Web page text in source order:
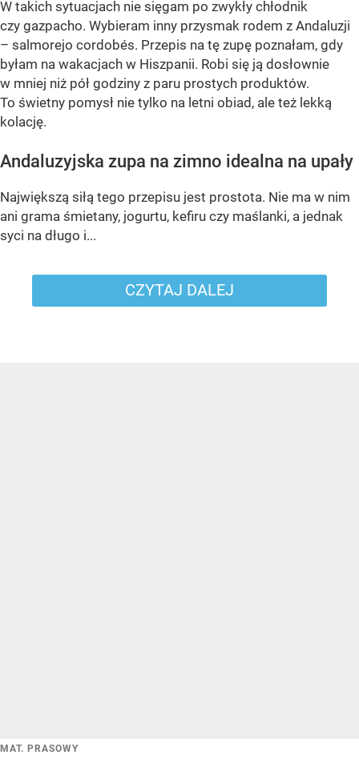
W takich sytuacjach nie sięgam po zwykły chłodnik
czy gazpacho. Wybieram inny przysmak rodem z Andaluzji
– salmorejo cordobés. Przepis na tę zupę poznałam, gdy
byłam na wakacjach w Hiszpanii. Robi się ją dosłownie
w mniej niż pół godziny z paru prostych produktów.
To świetny pomysł nie tylko na letni obiad, ale też lekką
kolację.
Andaluzyjska zupa na zimno idealna na upały
Największą siłą tego przepisu jest prostota. Nie ma w nim
ani grama śmietany, jogurtu, kefiru czy maślanki, a jednak
syci na długo i...
CZYTAJ DALEJ
MAT. PRASOWY